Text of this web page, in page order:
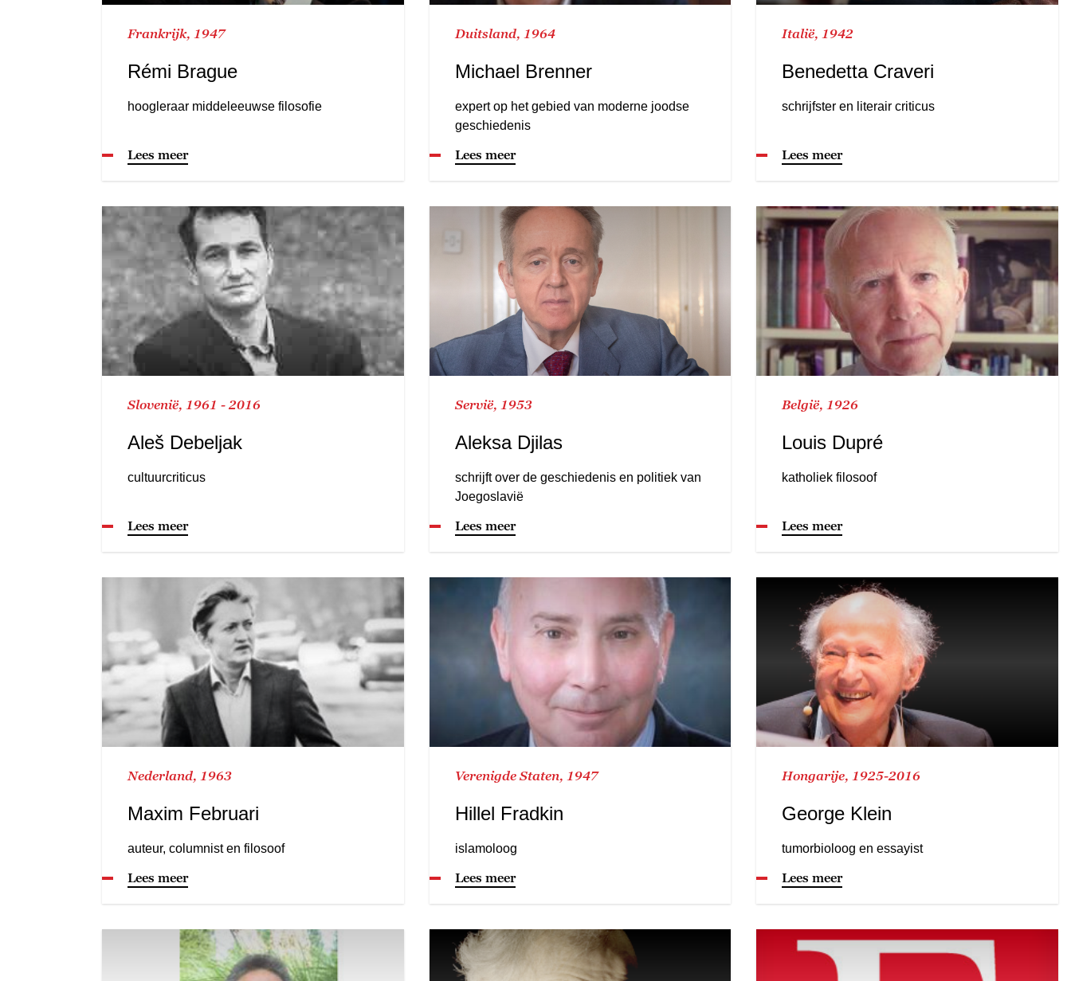
Frankrijk, 1947
Rémi Brague
hoogleraar middeleeuwse filosofie
Lees meer
Duitsland, 1964
Michael Brenner
expert op het gebied van moderne joodse
geschiedenis
Lees meer
Italië, 1942
Benedetta Craveri
schrijfster en literair criticus
Lees meer
Slovenië, 1961 - 2016
Aleš Debeljak
cultuurcriticus
Lees meer
Servië, 1953
Aleksa Djilas
schrijft over de geschiedenis en politiek van
Joegoslavië
Lees meer
België, 1926
Louis Dupré
katholiek filosoof
Lees meer
Nederland, 1963
Maxim Februari
auteur, columnist en filosoof
Lees meer
Verenigde Staten, 1947
Hillel Fradkin
islamoloog
Lees meer
Hongarije, 1925-2016
George Klein
tumorbioloog en essayist
Lees meer